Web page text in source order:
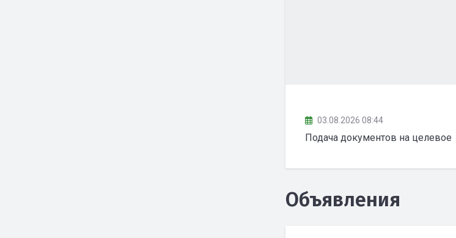
03.08.2026 08:44
Подача документов на целевое
Объявления